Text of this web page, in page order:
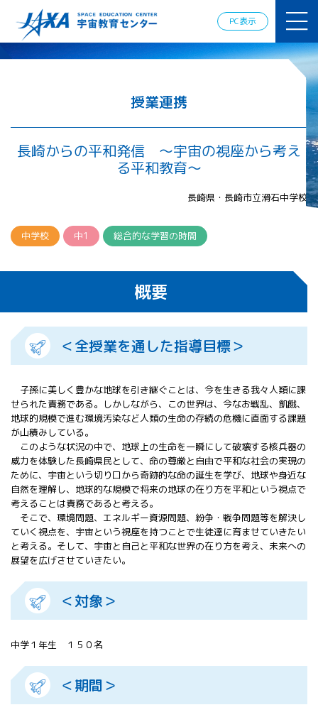
PC表示
ミー
ロスペース
情報の発
信
宇宙を活用
した教育実
践例
体験的学
習機会の
提供（国
APRSAF（ア
地域宇宙機
関会議）宇
宙教育 for
All 分科会
APRSAF宇宙
会合
APRSAFポス
ターコンテ
APRSAF教員
セミナー
ISEB（国際
議）
ISEB学生派
遣プログラ
授業連携
長崎からの平和発信 ～宇宙の視座から考え
る平和教育～
長崎県・長崎市立滑石中学校
中学校 中1 総合的な学習の時間
概要
＜全授業を通した指導目標＞
子孫に美しく豊かな地球を引き継ぐことは、今を生きる我々人類に課
せられた責務である。しかしながら、この世界は、今なお戦乱、飢餓、
地球的規模で進む環境汚染など人類の生命の存続の危機に直面する課題
が山積みしている。
このような状況の中で、地球上の生命を一瞬にして破壊する核兵器の
威力を体験した長崎県民として、命の尊厳と自由で平和な社会の実現の
ために、宇宙という切り口から奇跡的な命の誕生を学び、地球や身近な
自然を理解し、地球的な規模で将来の地球の在り方を平和という視点で
考えることは責務であると考える。
そこで、環境問題、エネルギー資源問題、紛争・戦争問題等を解決し
ていく視点を、宇宙という視座を持つことで生徒達に育ませていきたい
と考える。そして、宇宙と自己と平和な世界の在り方を考え、未来への
展望を広げさせていきたい。
＜対象＞
中学１年生 １５０名
＜期間＞